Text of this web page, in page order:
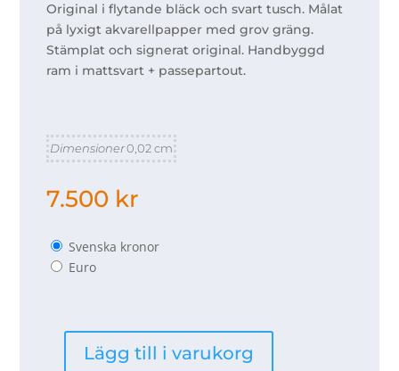
Original i flytande bläck och svart tusch. Målat
på lyxigt akvarellpapper med grov gräng.
Stämplat och signerat original. Handbyggd
ram i mattsvart + passepartout.
Dimensioner0,02 cm
7.500 kr
Svenska kronor
Euro
BläckbladLägg till i varukorg